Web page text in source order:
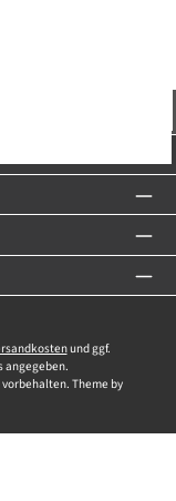
und ggf.
angegeben.
Theme by